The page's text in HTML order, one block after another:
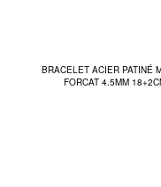
BRACELET ACIER PATINÉ
FORCAT 4.5MM